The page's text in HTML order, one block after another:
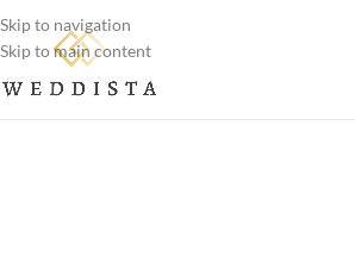
Skip to navigation
Skip to main content